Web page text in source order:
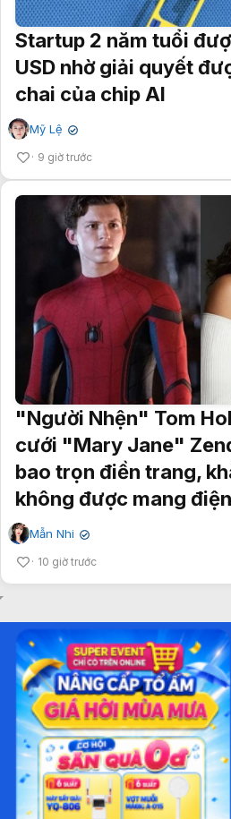
Startup 2 năm tuổi
USD nhờ giải quyết
chai của chip AI
Mỹ Lệ ✔
9 giờ trước
"Người Nhện" Tom
cưới "Mary Jane"
bao trọn điền trang,
không được mang
Mẫn Nhi ✔
10 giờ trước